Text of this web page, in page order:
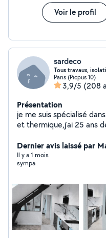
Voir le profil
sardeco
Tous travaux,
Paris (Picpus 10)
3,9/5 (208
Présentation
je me suis spécialisé
et thermique,j'ai 25 ans
bain,peinture et faux plafonds je fais
d'intérieur et ravalement
une garantie décennale
Dernier avis laissé par
Il y a 1 mois
sympa